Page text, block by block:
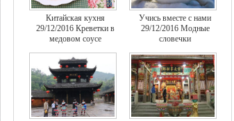
Китайская кухня
29/12/2016 Креветки в
медовом соусе
Учись вместе с нами
29/12/2016 Модные
словечки